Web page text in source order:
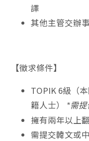
譯
其他主管交辦
【徵求條件】
TOPIK 6級（
籍人士）
*需
擁有兩年以上
需提交韓文或